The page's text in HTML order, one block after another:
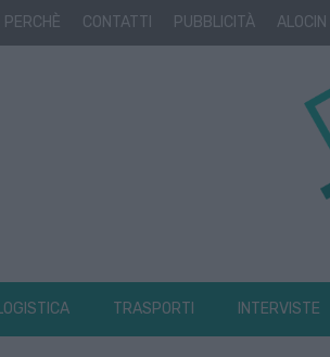
PERCHÈ CONTATTI PUBBLICITÀ
TRASPORTI INTERVISTE